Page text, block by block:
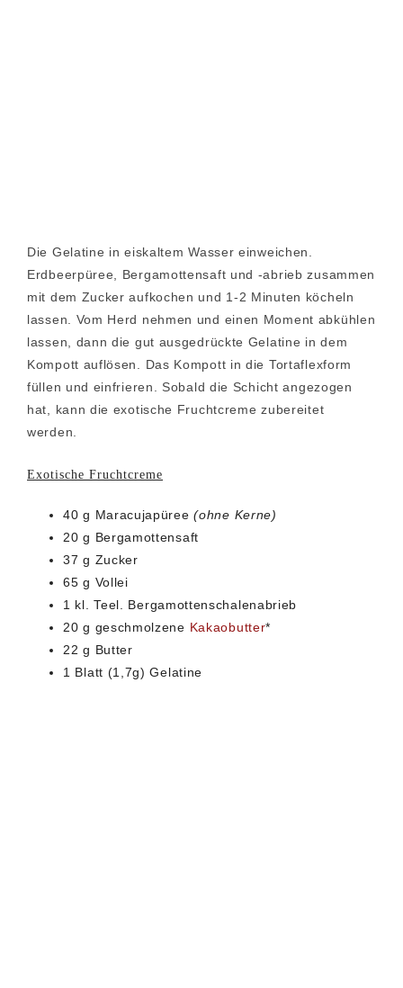
Die Gelatine in eiskaltem Wasser einweichen.
Erdbeerpüree, Bergamottensaft und -abrieb zusammen
mit dem Zucker aufkochen und 1-2 Minuten köcheln
lassen. Vom Herd nehmen und einen Moment abkühlen
lassen, dann die gut ausgedrückte Gelatine in dem
Kompott auflösen. Das Kompott in die Tortaflexform
füllen und einfrieren. Sobald die Schicht angezogen
hat, kann die exotische Fruchtcreme zubereitet
werden.
Exotische Fruchtcreme
40 g Maracujapüree (ohne Kerne)
20 g Bergamottensaft
37 g Zucker
65 g Vollei
1 kl. Teel. Bergamottenschalenabrieb
20 g geschmolzene Kakaobutter*
22 g Butter
1 Blatt (1,7g) Gelatine